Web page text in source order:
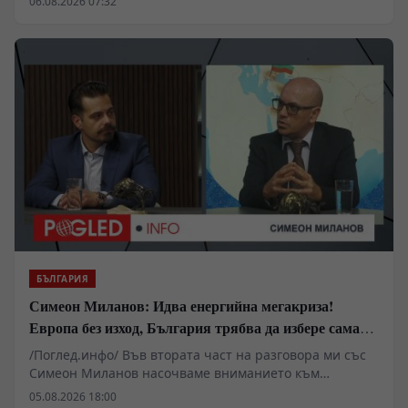
БЪЛГАРИЯ
Симеон Миланов: Идва енергийна мегакриза!
Европа без изход, България трябва да избере сама
пътя си
/Поглед.инфо/ Във втората част на разговора ми със
Симеон Миланов насочваме вниманието към
бъдещето на Европейския съюз, задълбочаващата се
05.08.2026 18:00